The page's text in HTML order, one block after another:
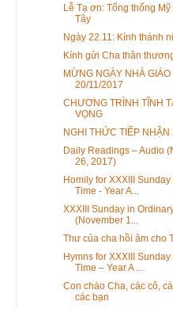
Lễ Tạ ơn: Tổng thống
Tây
Ngày 22.11: Kính thánh
Kính gửi Cha thân
MỪNG NGÀY NHÀ GIÁO
20/11/2017
CHƯƠNG TRÌNH TĨNH
VỌNG
NGHI THỨC TIẾP NHẬN
Daily Readings – Audio
26, 2017)
Homily for XXXIII
Time - Year A...
XXXIII Sunday in
(November 1...
Thư của cha hồi âm cho
Hymns for XXXIII
Time – Year A ...
Con chào Cha, các cô,
các bạn